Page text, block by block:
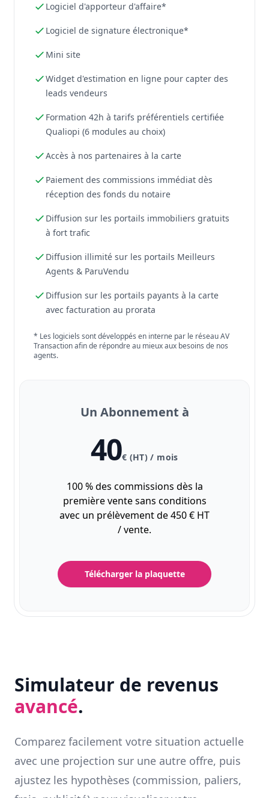
Logiciel d'apporteur d'affaire*
Logiciel de signature électronique*
Mini site
Widget d'estimation en ligne pour capter des
leads vendeurs
Formation 42h à tarifs préférentiels certifiée
Qualiopi (6 modules au choix)
Accès à nos partenaires à la carte
Paiement des commissions immédiat dès
réception des fonds du notaire
Diffusion sur les portails immobiliers gratuits
à fort trafic
Diffusion illimité sur les portails Meilleurs
Agents & ParuVendu
Diffusion sur les portails payants à la carte
avec facturation au prorata
* Les logiciels sont développés en interne par le réseau AV
Transaction afin de répondre au mieux aux besoins de nos
agents.
Un Abonnement à
40€ (HT) / mois
100 % des commissions dès la
première vente sans conditions
avec un prélèvement de 450 € HT
/ vente.
Télécharger la plaquette
Simulateur de revenus
avancé.
Comparez facilement votre situation actuelle
avec une projection sur une autre offre, puis
ajustez les hypothèses (commission, paliers,